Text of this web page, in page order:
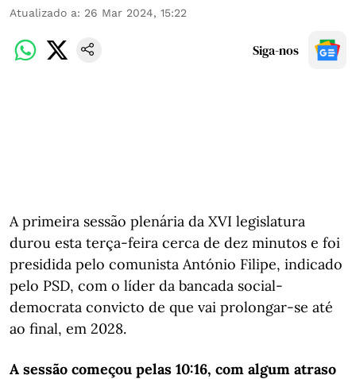
Atualizado a: 26 Mar 2024, 15:22
Siga-nos
A primeira sessão plenária da XVI legislatura
durou esta terça-feira cerca de dez minutos e foi
presidida pelo comunista António Filipe, indicado
pelo PSD, com o líder da bancada social-
democrata convicto de que vai prolongar-se até
ao final, em 2028.
A sessão começou pelas 10:16, com algum atraso